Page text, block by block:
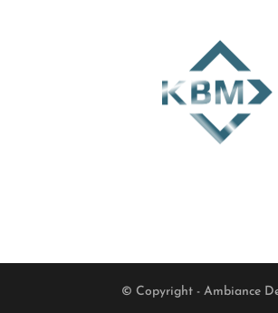
© Copyright - Ambiance